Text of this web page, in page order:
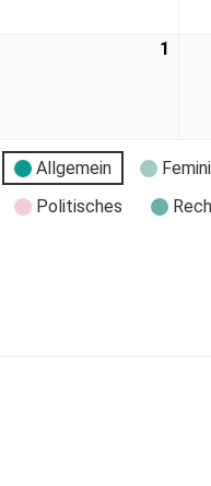
1
Allgemein
Politisches